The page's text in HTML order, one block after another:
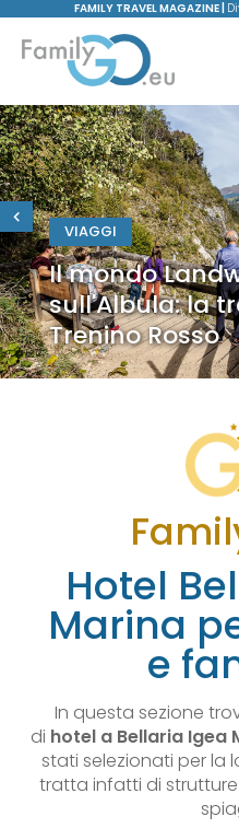
FAMILY TRAVEL MAGAZINE |
VIAGGI
Il mondo
sull'Albula: la
Trenino Rosso
Hotel
Marina
e
In questa sezione
di hotel a Bellaria Igea
stati selezionati per la
tratta infatti di